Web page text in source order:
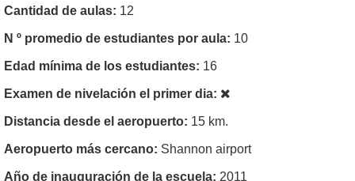
Cantidad de aulas: 12
N º promedio de estudiantes por aula: 10
Edad mínima de los estudiantes: 16
Examen de nivelación el primer dia:
Distancia desde el aeropuerto: 15 km.
Aeropuerto más cercano: Shannon airport
Año de inauguración de la escuela: 2011